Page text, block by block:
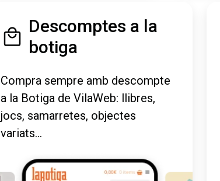
Descomptes a la
botiga
Compra sempre amb descompte
a la Botiga de VilaWeb: llibres,
jocs, samarretes, objectes
variats...